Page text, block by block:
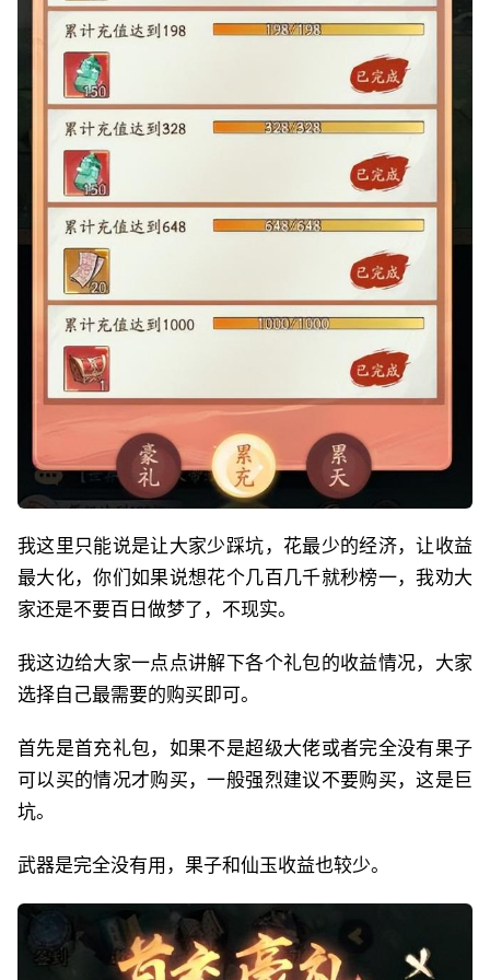
我这里只能说是让大家少踩坑，花最少的经济，让收益
最大化，你们如果说想花个几百几千就秒榜一，我劝大
家还是不要百日做梦了，不现实。
我这边给大家一点点讲解下各个礼包的收益情况，大家
选择自己最需要的购买即可。
首先是首充礼包，如果不是超级大佬或者完全没有果子
可以买的情况才购买，一般强烈建议不要购买，这是巨
坑。
武器是完全没有用，果子和仙玉收益也较少。